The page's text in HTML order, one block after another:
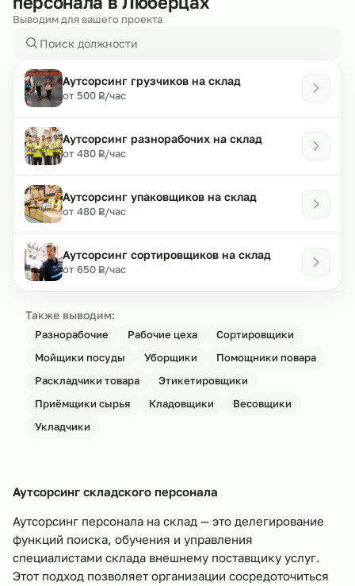
Выводим для вашего проекта
Аутсорсинг грузчиков на склад
от 500 ₽
Р/час
Аутсорсинг разнорабочих на склад
от 480 ₽
Р/час
Аутсорсинг упаковщиков на склад
от 480 ₽
Р/час
Аутсорсинг сортировщиков на склад
от 650 ₽
Р/час
Также выводим:
Разнорабочие Рабочие цеха
Сортировщики
Мойщики посуды
Уборщики
Помощники повара
Раскладчики товара
Этикетировщики
Приёмщики сырья
Кладовщики
Весовщики
Укладчики
Аутсорсинг складского персонала
Аутсорсинг персонала на склад — это делегирование
функций поиска, обучения и управления
специалистами склада внешнему поставщику услуг.
Этот подход позволяет организации сосредоточиться